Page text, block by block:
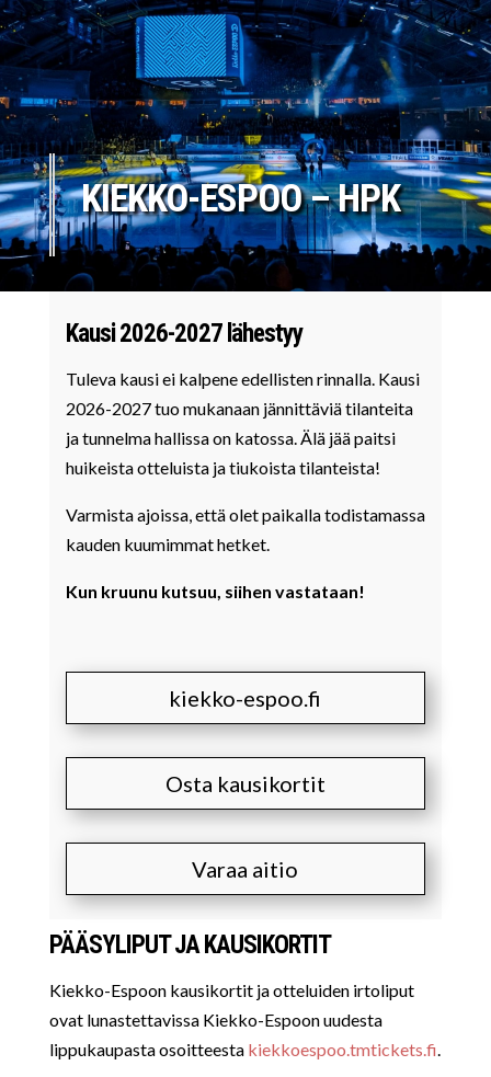
KIEKKO-ESPOO – HPK
Kausi 2026-2027 lähestyy
Tuleva kausi ei kalpene edellisten rinnalla. Kausi
2026-2027 tuo mukanaan jännittäviä tilanteita
ja tunnelma hallissa on katossa. Älä jää paitsi
huikeista otteluista ja tiukoista tilanteista!
Varmista ajoissa, että olet paikalla todistamassa
kauden kuumimmat hetket.
Kun kruunu kutsuu, siihen vastataan!
kiekko-espoo.fi
Osta kausikortit
Varaa aitio
PÄÄSYLIPUT JA KAUSIKORTIT
Kiekko-Espoon kausikortit ja otteluiden irtoliput
ovat lunastettavissa Kiekko-Espoon uudesta
lippukaupasta osoitteesta kiekkoespoo.tmtickets.fi.